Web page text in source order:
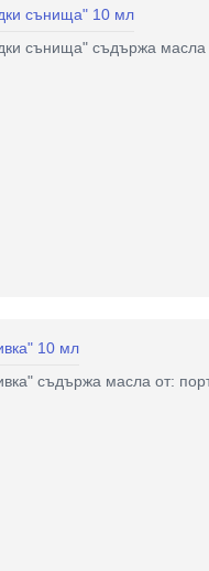
сънища" 10 мл
сънища" съдържа масла
10 мл
съдържа масла от: